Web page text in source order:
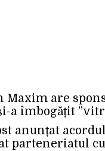
Maxim are
a îmbogățit
anunțat
parteneriatul